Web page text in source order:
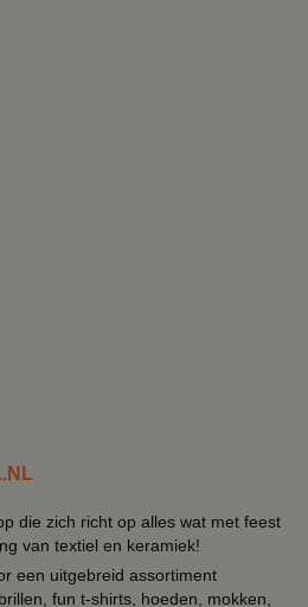
die zich richt op alles wat met feest
van textiel en keramiek!
een uitgebreid assortiment
fun t-shirts, hoeden, mokken,